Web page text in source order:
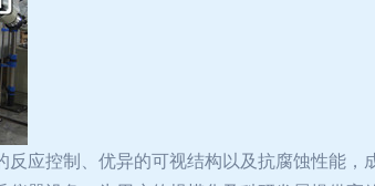
应控制、优异的可视结构以及抗腐蚀性能